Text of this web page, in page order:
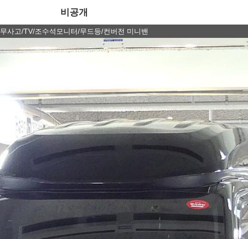
비공개
무사고/TV/조수석모니터/무드등/컨버전 미니밴